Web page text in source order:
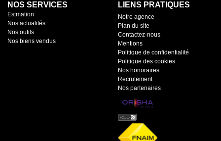
NOS SERVICES
Estmation
Nos actualités
Nos outils
Nos biens vendus
LIENS PRATIQUES
Notre agence
Plan du site
Contactez-nous
Mentions
Politique de confidentialité
Politique des cookies
Nos honoraires
Recrutement
Nos partenaires